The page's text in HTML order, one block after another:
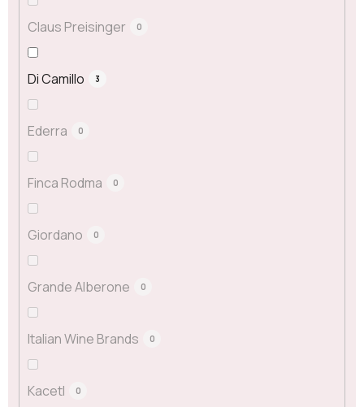
Claus Preisinger 0
Di Camillo 3
Ederra 0
Finca Rodma 0
Giordano 0
Grande Alberone 0
Italian Wine Brands 0
Kacetl 0